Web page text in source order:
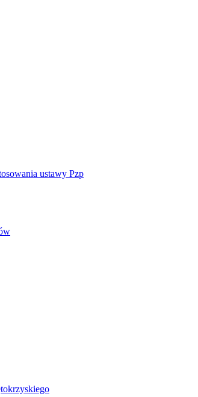
ustawy Pzp